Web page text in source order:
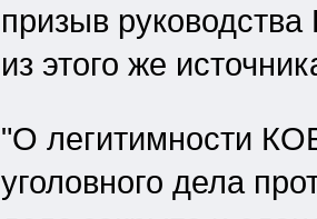
призыв
из этого же
"О легитимности
уголовного дела